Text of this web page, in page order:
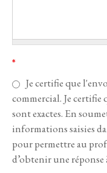
*
Je certifie que
commercial. Je
sont exactes. En
informations saisies
pour permettre au
d’obtenir une